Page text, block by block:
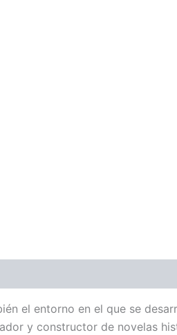
el entorno en el que se
y constructor de novelas